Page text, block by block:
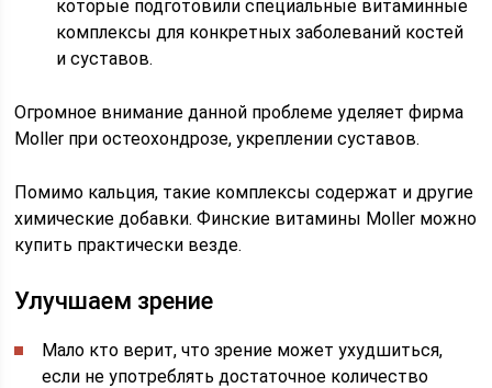
которые подготовили специальные витаминные
комплексы для конкретных заболеваний костей
и суставов.
Огромное внимание данной проблеме уделяет фирма
Moller при остеохондрозе, укреплении суставов.
Помимо кальция, такие комплексы содержат и другие
химические добавки. Финские витамины Moller можно
купить практически везде.
Улучшаем зрение
Мало кто верит, что зрение может ухудшиться,
если не употреблять достаточное количество